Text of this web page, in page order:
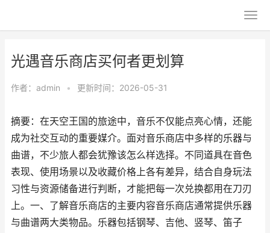
光遇音乐商店买何者更划算
作者： admin • 更新时间：2026-05-31
摘要：在天空王国的旅途中，音乐不仅能点亮心情，还能
成为社交互动的重要媒介。面对音乐商店中多样的乐器与
曲谱，不少旅人都会犹豫该怎么样选择。不同道具在音色
表现、使用场景以及收藏价格上各有差异，结合自身玩法
习性与资源储备进行判断，才能把每一次兑换都用在刀刃
上。一、了解音乐商店的主要内容音乐商店通常提供乐器
与曲谱两大类物品。乐器包括钢琴、吉他、竖琴、笛子